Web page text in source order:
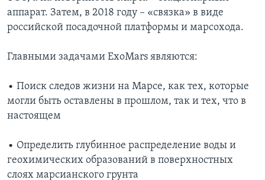
аппарат. Затем, в 2018 году – «связка» в виде
российской посадочной платформы и марсохода.
Главными задачами ExoMars являются:
• Поиск следов жизни на Марсе, как тех, которые
могли быть оставлены в прошлом, так и тех, что в
настоящем
• Определить глубинное распределение воды и
геохимических образований в поверхностных
слоях марсианского грунта